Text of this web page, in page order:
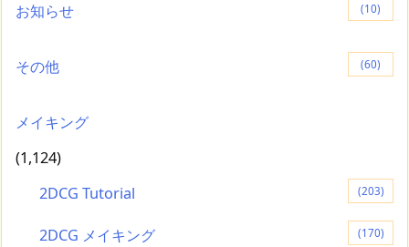
お知らせ (10)
その他 (60)
メイキング
(1,124)
2DCG Tutorial
(203)
2DCG メイキング (170)